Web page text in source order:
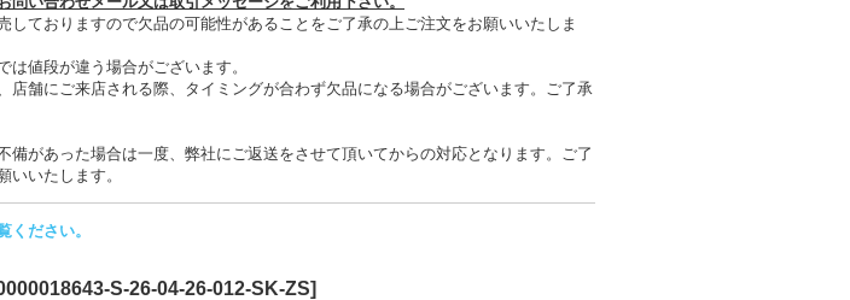
しておりますので欠品の可能性があることをご了承の上ご注文をお願いいたしま
は値段が違う場合がございます。
店舗にご来店される際、タイミングが合わず欠品になる場合がございます。ご了承
備があった場合は一度、弊社にご返送をさせて頂いてからの対応となります。ご了
いいたします。
ください。
S-26-04-26-012-SK-ZS]